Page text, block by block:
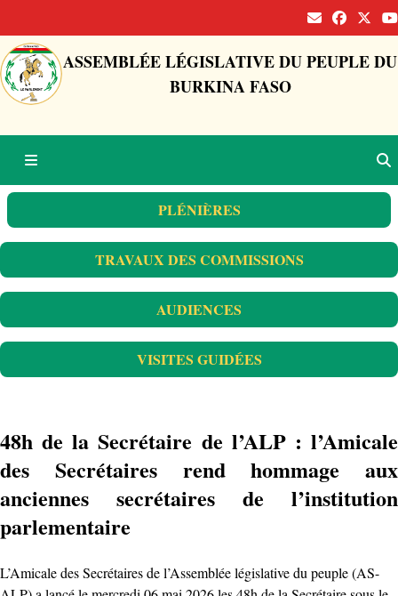
ASSEMBLÉE LÉGISLATIVE DU PEUPLE DU
BURKINA FASO
PLÉNIÈRES
TRAVAUX DES COMMISSIONS
AUDIENCES
VISITES GUIDÉES
48h de la Secrétaire de l’ALP : l’Amicale
des Secrétaires rend hommage aux
anciennes secrétaires de l’institution
parlementaire
L’Amicale des Secrétaires de l’Assemblée législative du peuple (AS-